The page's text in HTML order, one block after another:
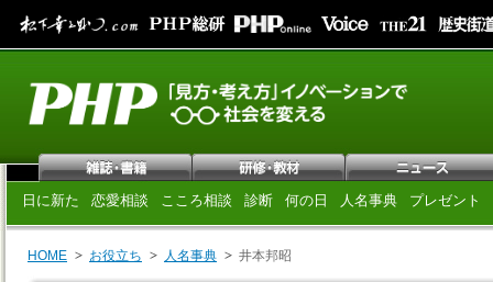
日に新た 恋愛相談 こころ相談 診断 何の日 人名事典 プレゼント
HOME お役立ち 人名事典 井本邦昭